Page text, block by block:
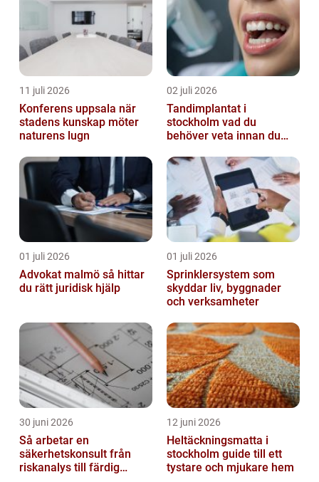
11 juli 2026
Konferens uppsala när
stadens kunskap möter
naturens lugn
02 juli 2026
Tandimplantat i
stockholm vad du
behöver veta innan du
01 juli 2026
Advokat malmö så hittar
du rätt juridisk hjälp
01 juli 2026
Sprinklersystem som
skyddar liv, byggnader
och verksamheter
30 juni 2026
Så arbetar en
säkerhetskonsult från
riskanalys till färdig
12 juni 2026
Heltäckningsmatta i
stockholm guide till ett
tystare och mjukare hem